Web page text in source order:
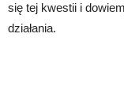
się tej kwestii i
działania.